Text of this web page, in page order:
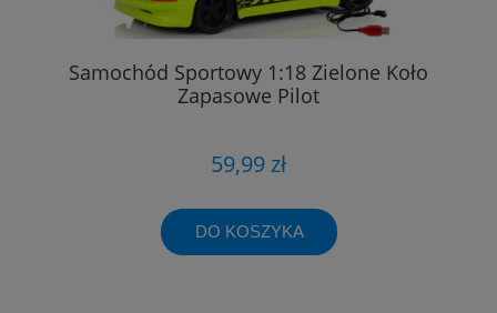
Samochód Sportowy 1:18 Zielone Koło
Zapasowe Pilot
59,99 zł
DO KOSZYKA